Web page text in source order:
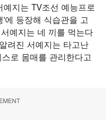
지는 TV조선 예능프로
에 등장해 식습관을 고
예지는 네 끼를 먹는다
려진 서예지는 타고난
로 몸매를 관리한다고